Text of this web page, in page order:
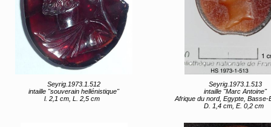
Seyrig.1973.1.512
intaille "souverain hellénistique"
l. 2,1 cm, L. 2,5 cm
Seyrig.1973.1.513
intaille "Marc Antoine"
Afrique du nord, Egypte, Basse-Egypte, Alexandrie (lieu de
D. 1,4 cm, E. 0,2 cm